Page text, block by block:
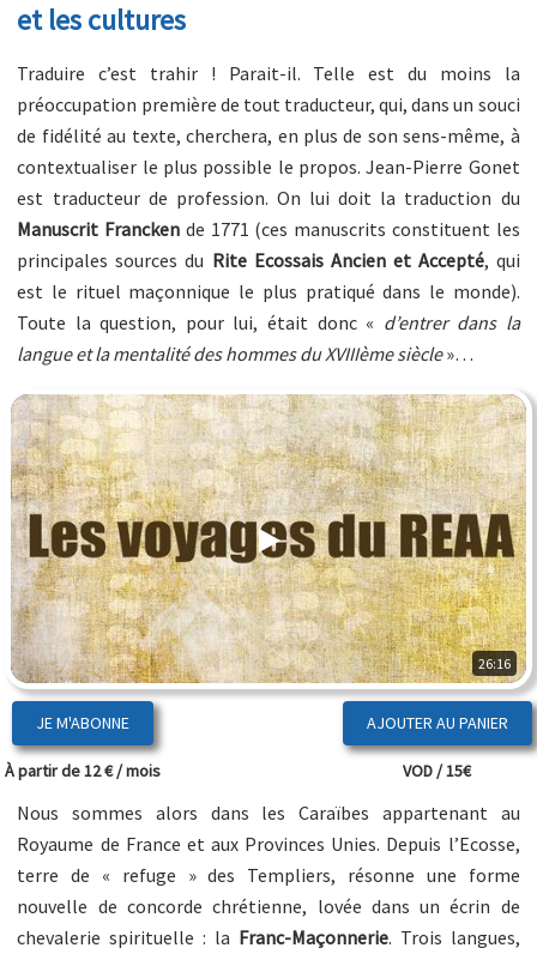
et les cultures
Traduire c’est trahir ! Parait-il. Telle est du moins la
préoccupation première de tout traducteur, qui, dans un souci
de fidélité au texte, cherchera, en plus de son sens-même, à
contextualiser le plus possible le propos. Jean-Pierre Gonet
est traducteur de profession. On lui doit la traduction du
Manuscrit Francken de 1771 (ces manuscrits constituent les
principales sources du Rite Ecossais Ancien et Accepté, qui
est le rituel maçonnique le plus pratiqué dans le monde).
Toute la question, pour lui, était donc « d’entrer dans la
langue et la mentalité des hommes du XVIIIème siècle»…
26:16
JE M'ABONNE
À partir de 12 € / mois VOD / 15€
Nous sommes alors dans les Caraïbes appartenant au
Royaume de France et aux Provinces Unies. Depuis l’Ecosse,
terre de « refuge » des Templiers, résonne une forme
nouvelle de concorde chrétienne, lovée dans un écrin de
chevalerie spirituelle : la Franc-Maçonnerie. Trois langues,